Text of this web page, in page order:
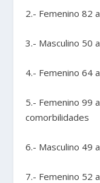
2.- Femenino 82
3.- Masculino 50
4.- Femenino 64
5.- Femenino 99
comorbilidades
6.- Masculino 49
7.- Femenino 52